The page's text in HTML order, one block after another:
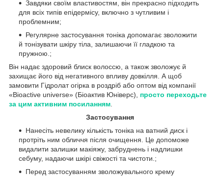
Завдяки своїм властивостям, він прекрасно підходить
для всіх типів епідермісу, включно з чутливим і
проблемним;
Регулярне застосування тоніка допомагає зволожити
й тонізувати шкіру тіла, залишаючи її гладкою та
пружною.;
Він надає здоровий блиск волоссю, а також зволожує й
захищає його від негативного впливу довкілля. А щоб
замовити Гідролат огірка в роздріб або оптом від компанії
«Bioactive universe» (Біоактив Юніверс), просто переходьте
за цим активним посиланням
Застосування
Нанесіть невелику кількість тоніка на ватний диск і
протріть ним обличчя після очищення. Це допоможе
видалити залишки макіяжу, забруднень і надлишки
себуму, надаючи шкірі свіжості та чистоти.;
Перед застосуванням зволожувального крему